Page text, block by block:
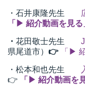
・石井康隆先生
「▶ 紹介動画を見る
・ 花田敬士先生
県尾道市） 👉 「 ▶
・松本和也先生
👉
「▶ 紹介動画を